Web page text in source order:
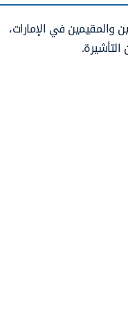
والمقيمين في الإمارات،